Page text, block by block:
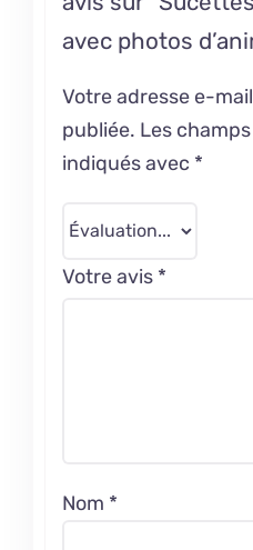
avec photos
Votre adresse e-
publiée. Les
indiqués avec *
Votre avis *
Nom *